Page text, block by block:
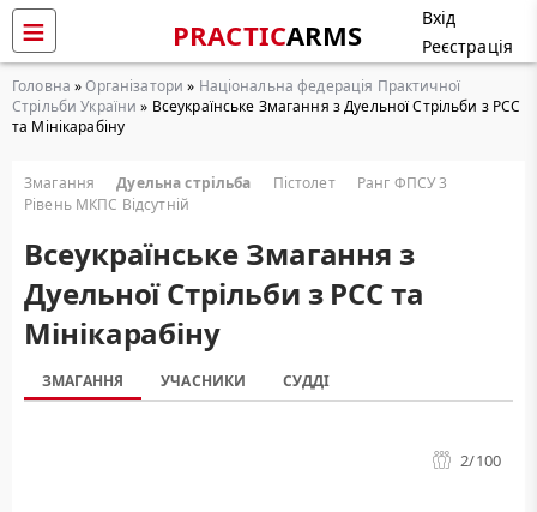
PRACTICARMS
Вхід
Реєстрація
Головна »Організатори » Національна федерація Практичної
Стрільби України » Всеукраїнське Змагання з Дуельної Стрільби з PCC
та Мінікарабіну
Змагання Дуельна стрільба Пістолет
Ранг ФПСУ 3
Рівень МКПС Відсутній
Всеукраїнське Змагання з
Дуельної Стрільби з PCC та
Мінікарабіну
ЗМАГАННЯ УЧАСНИКИ СУДДІ
2/100